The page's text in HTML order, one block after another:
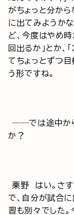
がちょっと分か
に出てみようか
ど、今度はやめ時
回出るか」とか、
てちょっとずつ
う形ですね。
──では途中か
か？
栗野 はい。さ
で、自分が試合
習も別々でした。